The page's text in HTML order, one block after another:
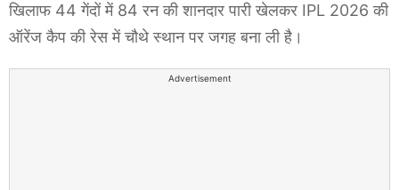
खिलाफ 44 गेंदों में 84 रन की शानदार पारी खेलकर IPL 2026 की
ऑरेंज कैप की रेस में चौथे स्थान पर जगह बना ली है।
Advertisement